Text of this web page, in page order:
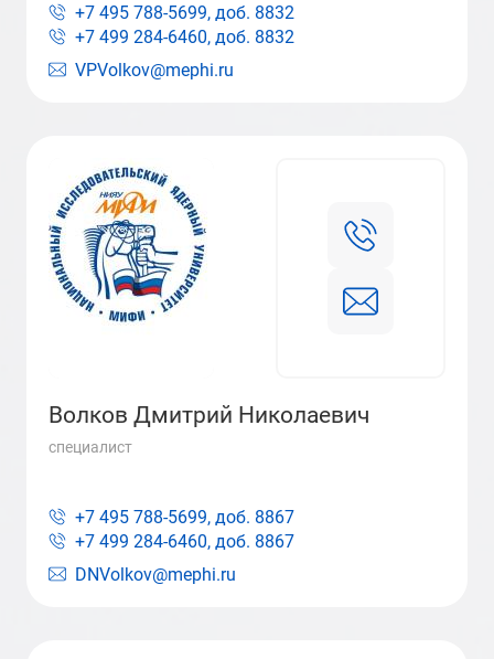
VPVolkov@mephi.ru
+7 495 788-5699, доб. 8832
+7 499 284-6460, доб. 8832
Волков Дмитрий Николаевич
специалист
DNVolkov@mephi.ru
+7 495 788-5699, доб. 8867
+7 499 284-6460, доб. 8867